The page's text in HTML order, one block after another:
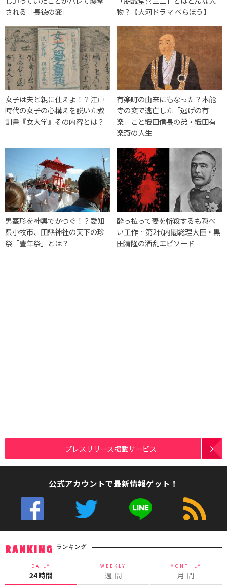
される「長徳の変」
物？【大河ドラマ べらぼう】
女子は夫と親に仕えよ！？江戸
時代の女子の心構えを説いた教
訓書『女大学』その内容とは？
有楽町の由来にもなった？本能
寺の変で逃亡した「逃げの有
楽」こと織田信長の弟・織田有
楽斎の人生
男茎形を神輿でかつぐ！？愛知
県小牧市、田縣神社の天下の珍
祭「豊年祭」とは？
酔っ払って妻を斬殺するも隠ぺ
い工作…第2代内閣総理大臣・黒
田清隆の酒乱エピソード
プレスリリース掲載サービス
公式アカウントで最新情報ゲット！
RANKING ランキング
DAILY
24時間
WEEKLY
週 間
MONTHLY
月 間